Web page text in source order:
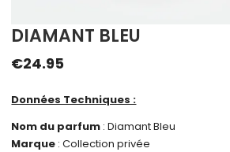
DIAMANT BLEU
€24.95
Données Techniques :
Nom du parfum : Diamant Bleu
Marque : Collection privée